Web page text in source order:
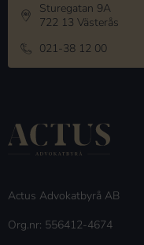
Sturegatan 9A
722 13 Västerås
021-38 12 00
Actus Advokatbyrå AB
Org.nr: 556412-4674